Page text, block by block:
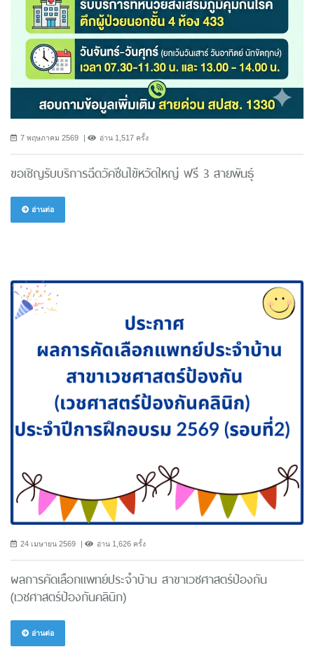
7 พฤษภาคม 2569 อ่าน 1,517 ครั้ง
ขอเชิญรับบริการฉีดวัคซีนไข้หวัดใหญ่ ฟรี 3 สายพันธ์ุ
อ่านต่อ
24 เมษายน 2569 อ่าน 1,626 ครั้ง
ผลการคัดเลือกแพทย์ประจำบ้าน สาขาเวชศาสตร์ป้องกัน
(เวชศาสตร์ป้องกันคลินิก)
อ่านต่อ